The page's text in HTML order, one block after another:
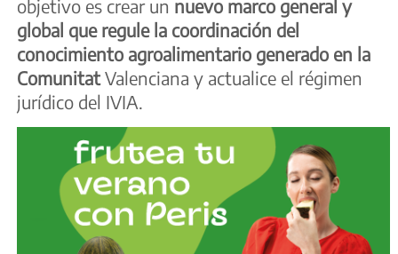
objetivo es crear un nuevo marco general y
global que regule la coordinación del
conocimiento agroalimentario generado en la
ComunitatValenciana y actualice el régimen
jurídico del IVIA.